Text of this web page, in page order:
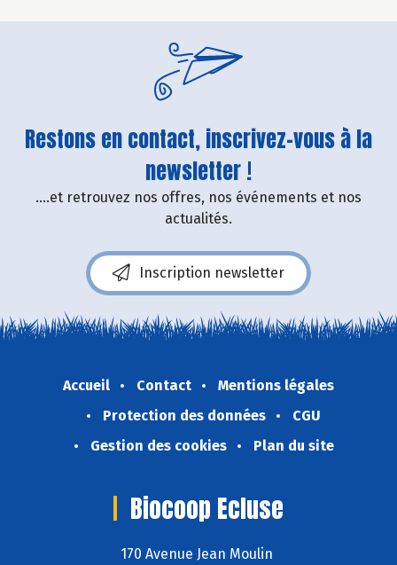
Restons en contact, inscrivez-vous à la
newsletter !
....et retrouvez nos offres, nos événements et nos
actualités.
Inscription newsletter
Accueil Contact
Mentions légales
Protection des données
CGU
Gestion des cookies
Plan du site
Biocoop Ecluse
170 Avenue Jean Moulin